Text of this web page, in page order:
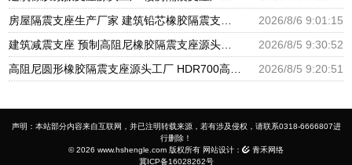
房屋隔震支座生产厂家 建筑铅芯橡胶隔震支座商家厂家 建筑矩形HDR高阻尼隔震支座
2026/8/6 9:01:15
建筑减震支座 预制高阻尼橡胶隔震支座源头工厂 橡胶型隔震支座生产厂家
2026/8/5 9:30:52
高阻尼圆形橡胶隔震支座源头工厂 HDR700高阻尼橡胶支座生产厂家 钢结构建筑支座生产厂家
2026/8/5 9:20:51
声明：本站部分内容来自互联网，并已注明转载来源，若有涉及侵权，请联系0318-6666807进
行删除！
© 2026 www.hshengle.com 版权所有 网站设计：
青禾网络
冀ICP备16028262号